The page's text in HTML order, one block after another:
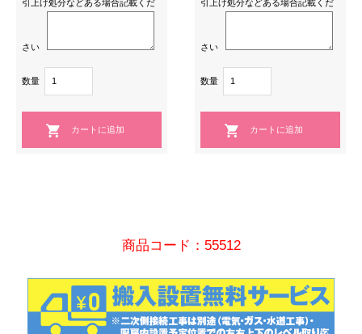
引上げ処分などある場合記載くだ
さい
数量
引上げ処分などある場合記載くだ
さい
数量
商品コード：55512